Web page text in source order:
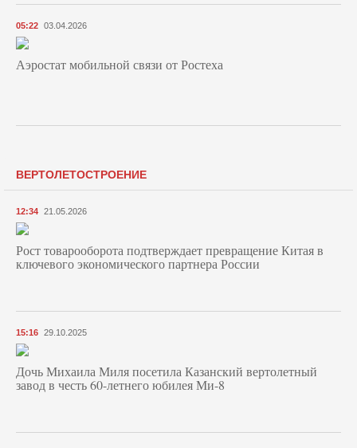
05:22 03.04.2026
Аэростат мобильной связи от Ростеха
ВЕРТОЛЕТОСТРОЕНИЕ
12:34 21.05.2026
Рост товарооборота подтверждает превращение Китая в
ключевого экономического партнера России
15:16 29.10.2025
Дочь Михаила Миля посетила Казанский вертолетный
завод в честь 60-летнего юбилея Ми-8